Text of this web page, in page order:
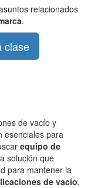
relacionados
.
clase
de vacío y
esenciales para
equipo de
solución que
para mantener la
de vacío.